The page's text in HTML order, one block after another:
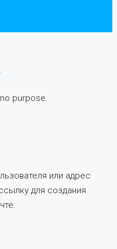
purpose.
или адрес
для создания